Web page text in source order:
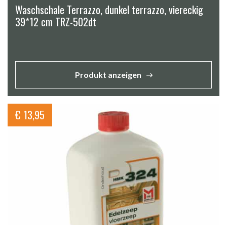
Waschschale Terrazzo, dunkel terrazzo, viereckig
39*12 cm TRZ-502dt
Produkt anzeigen
€ 13,95